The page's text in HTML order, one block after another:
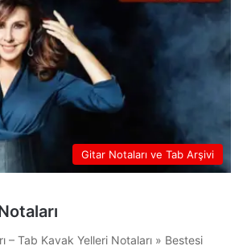
Gitar Notaları ve Tab Arşivi
– Tab Kavak Yelleri Notaları » Bestesi